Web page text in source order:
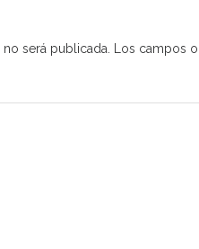
será publicada. Los campos